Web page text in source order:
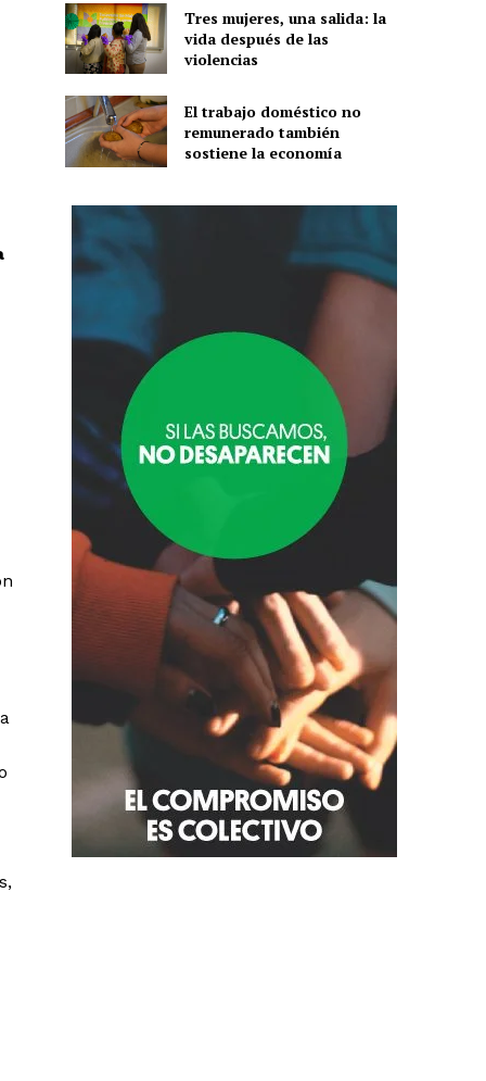
Tres mujeres, una salida: la
vida después de las
violencias
El trabajo doméstico no
remunerado también
sostiene la economía